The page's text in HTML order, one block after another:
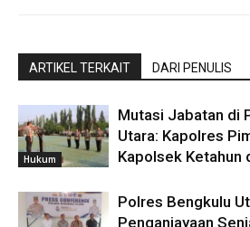
ARTIKEL TERKAIT DARI PENULIS
Hukum
Mutasi Jabatan di
Utara: Kapolres
Kapolsek Ketahun
Polres Bengkulu
Penganiayaan